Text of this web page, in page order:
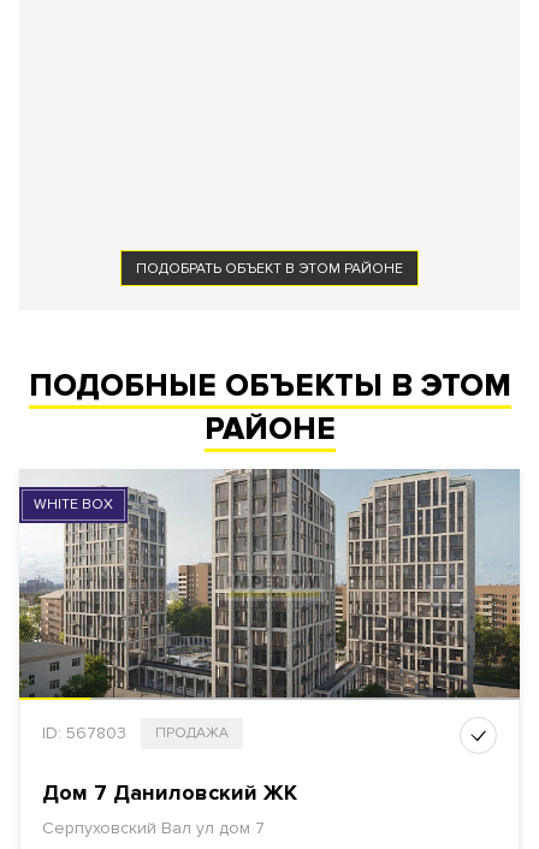
ПОДОБРАТЬ ОБЪЕКТ В ЭТОМ РАЙОНЕ
ПОДОБНЫЕ ОБЪЕКТЫ В ЭТОМ
РАЙОНЕ
WHITE BOX
ID: 567803 ПРОДАЖА
Дом 7 Даниловский ЖК
Серпуховский Вал ул дом 7